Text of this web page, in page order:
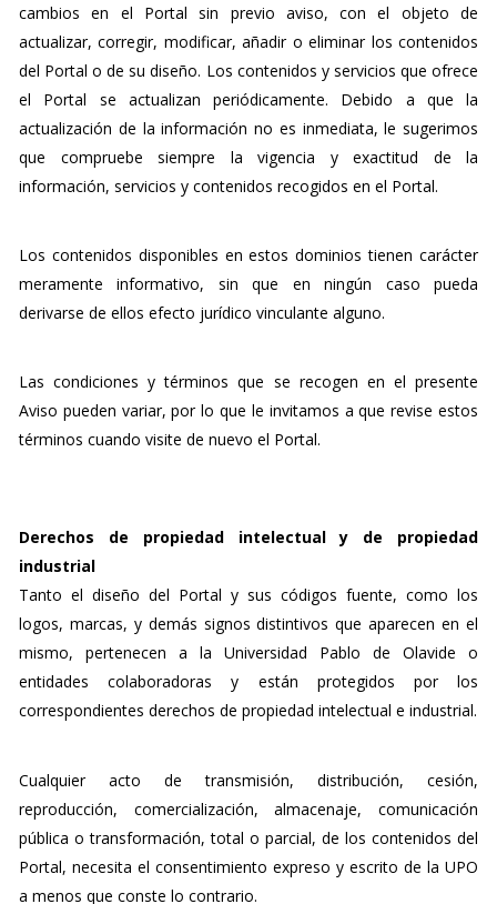
cambios en el Portal sin previo aviso, con el objeto de
actualizar, corregir, modificar, añadir o eliminar los contenidos
del Portal o de su diseño. Los contenidos y servicios que ofrece
el Portal se actualizan periódicamente. Debido a que la
actualización de la información no es inmediata, le sugerimos
que compruebe siempre la vigencia y exactitud de la
información, servicios y contenidos recogidos en el Portal.
Los contenidos disponibles en estos dominios tienen carácter
meramente informativo, sin que en ningún caso pueda
derivarse de ellos efecto jurídico vinculante alguno.
Las condiciones y términos que se recogen en el presente
Aviso pueden variar, por lo que le invitamos a que revise estos
términos cuando visite de nuevo el Portal.
Derechos de propiedad intelectual y de propiedad
industrial
Tanto el diseño del Portal y sus códigos fuente, como los
logos, marcas, y demás signos distintivos que aparecen en el
mismo, pertenecen a la Universidad Pablo de Olavide o
entidades colaboradoras y están protegidos por los
correspondientes derechos de propiedad intelectual e industrial.
Cualquier acto de transmisión, distribución, cesión,
reproducción, comercialización, almacenaje, comunicación
pública o transformación, total o parcial, de los contenidos del
Portal, necesita el consentimiento expreso y escrito de la UPO
a menos que conste lo contrario.